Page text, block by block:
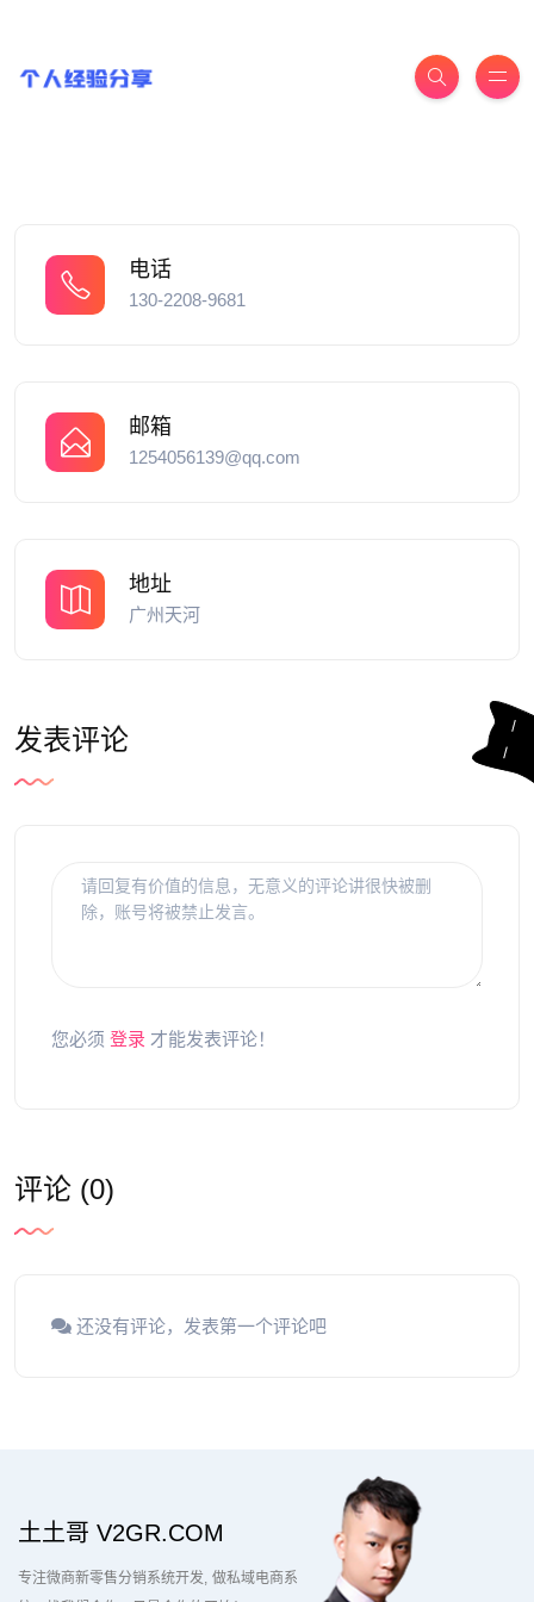
电话
130-2208-9681
邮箱
1254056139@qq.com
地址
广州天河
发表评论
您必须 登录 才能发表评论！
评论 (0)
还没有评论，发表第一个评论吧
土土哥 V2GR.COM
专注微商新零售分销系统开发 做私域电商系